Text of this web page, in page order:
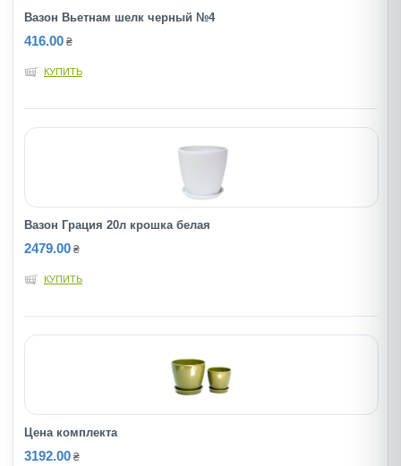
Вазон Вьетнам шелк черный №4
416.00 ₴
КУПИТЬ
Вазон Грация 20л крошка белая
2479.00 ₴
КУПИТЬ
Цена комплекта
3192.00 ₴